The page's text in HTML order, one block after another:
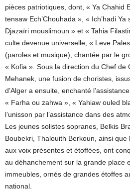
pièces patriotiques, dont, « Ya Chahid
tensaw Ech’Chouhada », « Ich’hadi
Djazaïri mouslimoun » et « Tahia
culte devenue universelle, « Leve
(paroles et musique), chantée par le
« Kofia ». Sous la direction du Chef
Mehanek, une fusion de choristes,
d’Alger a ensuite, enchanté
« Farha ou zahwa », « Yahiaw ouled
l’unisson par l’assistance dans des
Les jeunes solistes sopranes, Belkis
Boubekri, Thalouith Berkoun, ainsi
aux voix présentes et étoffées, ont
au déhanchement sur la grande place
immeubles, ornés de grandes étoffes
national.